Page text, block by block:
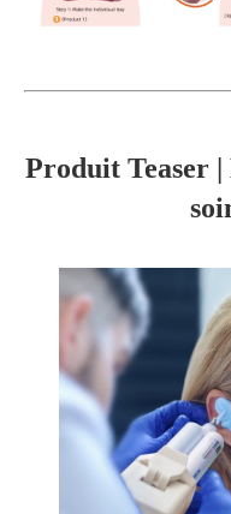
Produit Teaser |